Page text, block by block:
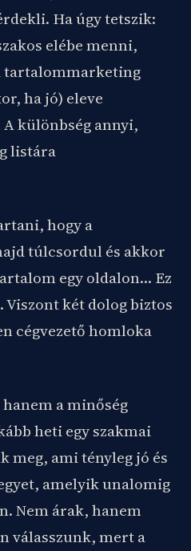
Ha úgy tetszik:
elébe menni,
tartalommarketing
ha jó) eleve
különbség annyi,
listára
hogy a
túlcsordul és akkor
egy oldalon… Ez
Viszont két dolog biztos
cégvezető homloka
a minőség
heti egy szakmai
meg, ami tényleg jó és
amelyik unalomig
Nem árak, hanem
válasszunk, mert a